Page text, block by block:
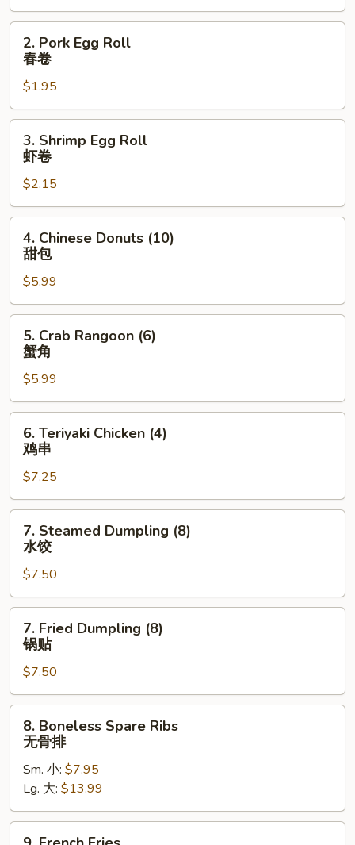
上
海
Pork
Egg
Roll
春
卷
2. Pork Egg Roll
春卷
$1.95
Shrimp
Egg
Roll
虾
卷
3. Shrimp Egg Roll
虾卷
$2.15
Chinese
Donuts
(10)
甜
包
4. Chinese Donuts (10)
甜包
$5.99
Crab
Rangoon
(6)
蟹
角
5. Crab Rangoon (6)
蟹角
$5.99
Teriyaki
Chicken
(4)
鸡
串
6. Teriyaki Chicken (4)
鸡串
$7.25
Steamed
Dumpling
(8)
水
饺
7. Steamed Dumpling (8)
水饺
$7.50
Fried
Dumpling
(8)
锅
贴
7. Fried Dumpling (8)
锅贴
$7.50
Boneless
Spare
Ribs
骨
排
8. Boneless Spare Ribs
无骨排
Sm. 小: $7.95
Lg. 大: $13.99